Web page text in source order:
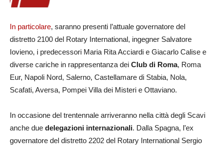
In particolare, saranno presenti l’attuale governatore del
distretto 2100 del Rotary International, ingegner Salvatore
Iovieno, i predecessori Maria Rita Acciardi e Giacarlo Calise e
diverse cariche in rappresentanza dei Club di Roma, Roma
Eur, Napoli Nord, Salerno, Castellamare di Stabia, Nola,
Scafati, Aversa, Pompei Villa dei Misteri e Ottaviano.
In occasione del trentennale arriveranno nella città degli Scavi
anche due delegazioni internazionali. Dalla Spagna, l’ex
governatore del distretto 2202 del Rotary International Sergio